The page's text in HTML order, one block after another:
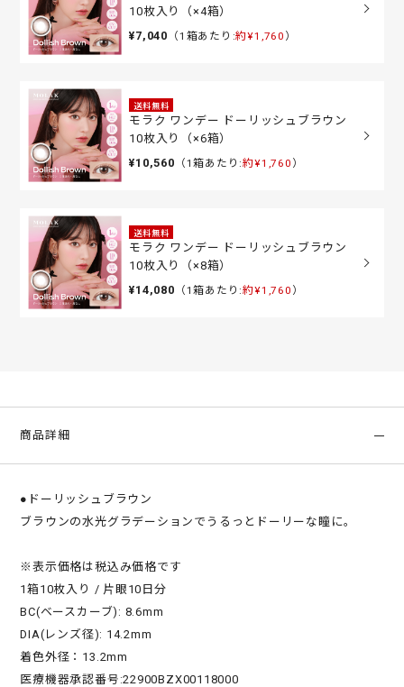
10枚入り（×4箱）
¥7,040 （1箱あたり:約¥1,760 ）
送料無料
モラク ワンデー ドーリッシュブラウン
10枚入り（×6箱）
¥10,560 （1箱あたり:約¥1,760 ）
送料無料
モラク ワンデー ドーリッシュブラウン
10枚入り（×8箱）
¥14,080 （1箱あたり:約¥1,760 ）
商品詳細
●ドーリッシュブラウン
ブラウンの水光グラデーションでうるっとドーリーな瞳に。
※表示価格は税込み価格です
1箱10枚入り / 片眼10日分
BC(ベースカーブ): 8.6mm
DIA(レンズ径): 14.2mm
着色外径：13.2mm
医療機器承認番号:22900BZX00118000